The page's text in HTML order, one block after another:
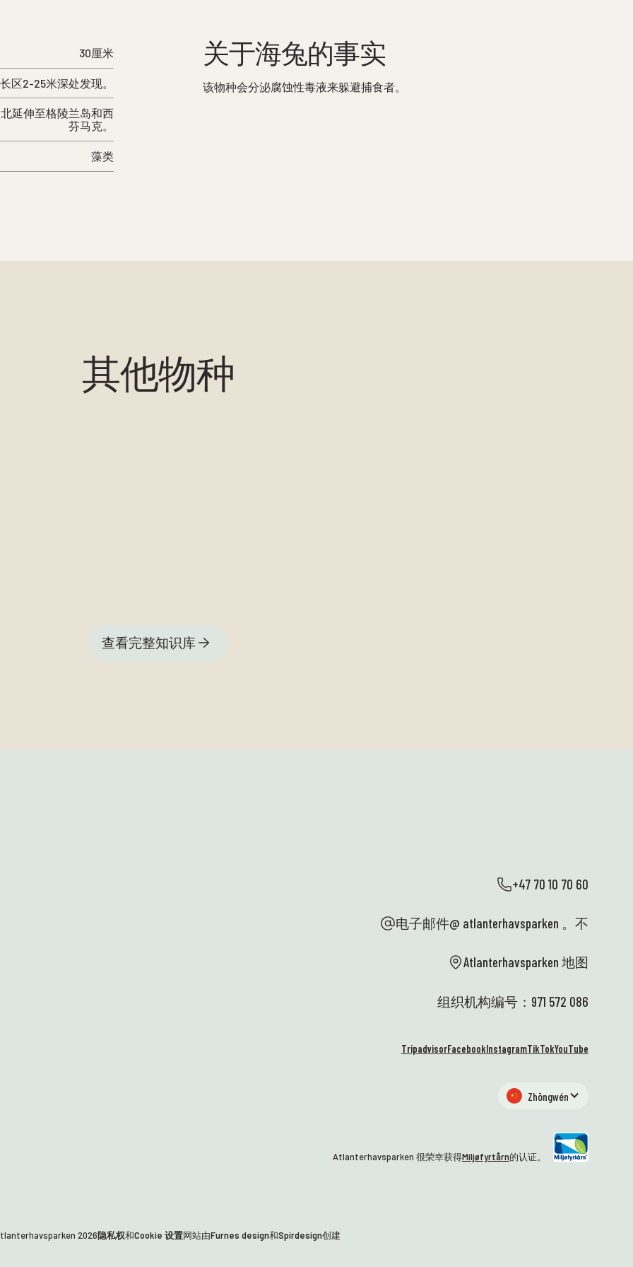
30厘米
区2-25米深处发现。
延伸至格陵兰岛和西
芬马克。
藻类
关于海兔的事实
该物种会分泌腐蚀性毒液来躲避捕食者。
其他物种
查看完整知识库
+47 70 10 70 60
电子邮件@ atlanterhavsparken 。不
Atlanterhavsparken 地图
组织机构编号：971 572 086
TripadvisorFacebookInstagramTikTokYouTube
Zhōngwén
Atlanterhavsparken 很荣幸获得Miljøfyrtårn的认证。
2026隐私权和Cookie 设置网站由Furnes design和Spirdesign创建